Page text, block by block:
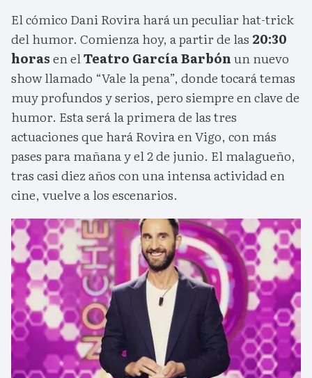
El cómico Dani Rovira hará un peculiar hat-trick
del humor. Comienza hoy, a partir de las 20:30
horasen elTeatro García Barbónun nuevo
show llamado “Vale la pena”, donde tocará temas
muy profundos y serios, pero siempre en clave de
humor. Esta será la primera de las tres
actuaciones que hará Rovira en Vigo, con más
pases para mañana y el 2 de junio. El malagueño,
tras casi diez años con una intensa actividad en
cine, vuelve a los escenarios.